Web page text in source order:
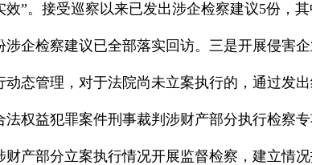
效”。接受巡察以来已发出涉企检察建议5份，
涉企检察建议已全部落实回访。三是开展侵害
动态管理，对于法院尚未立案执行的，通过发
法权益犯罪案件刑事裁判涉财产部分执行检察
财产部分立案执行情况开展监督检察，建立情